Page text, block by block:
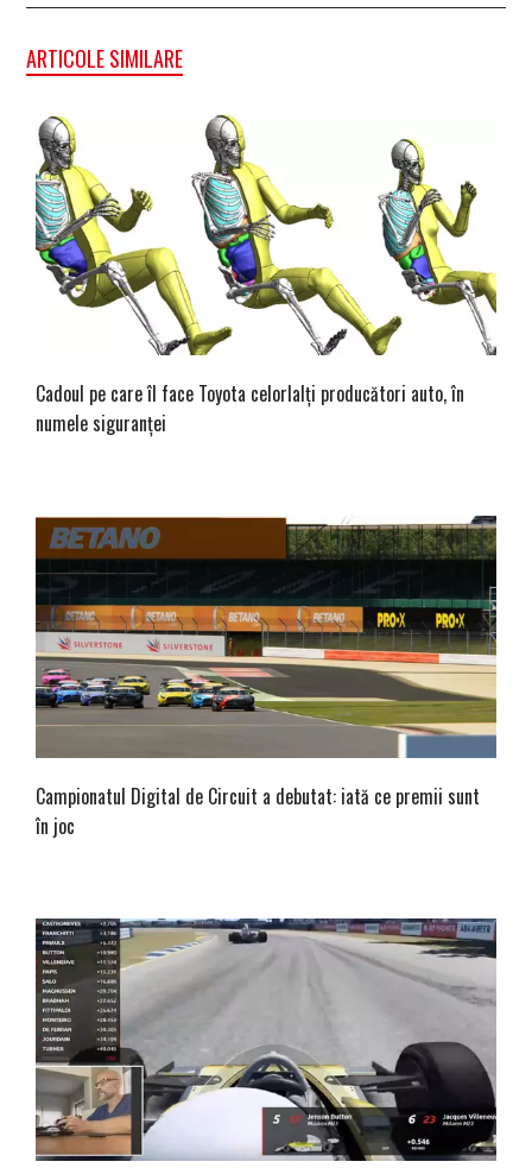
ARTICOLE SIMILARE
Cadoul pe care îl face Toyota celorlalți producători auto, în
numele siguranței
Campionatul Digital de Circuit a debutat: iată ce premii sunt
în joc